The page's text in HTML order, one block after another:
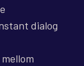
dialog